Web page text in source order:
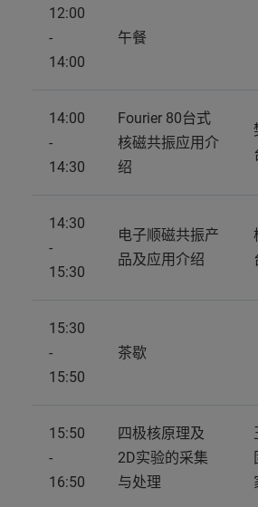
12:00
-
14:00
午餐
14:00
-
14:30
Fourier 80台式
核磁共振应用介
绍
14:30
-
15:30
电子顺磁共振产
品及应用介绍
15:30
-
15:50
茶歇
15:50
-
16:50
四极核原理及
2D实验的采集
与处理